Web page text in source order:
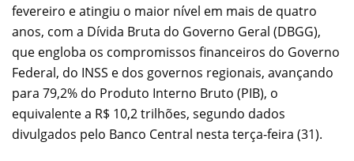
fevereiro e atingiu o maior nível em mais de quatro
anos, com a Dívida Bruta do Governo Geral (DBGG),
que engloba os compromissos financeiros do Governo
Federal, do INSS e dos governos regionais, avançando
para 79,2% do Produto Interno Bruto (PIB), o
equivalente a R$ 10,2 trilhões, segundo dados
divulgados pelo Banco Central nesta terça-feira (31).